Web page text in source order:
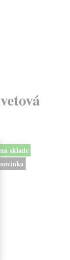
na sklade
novinka